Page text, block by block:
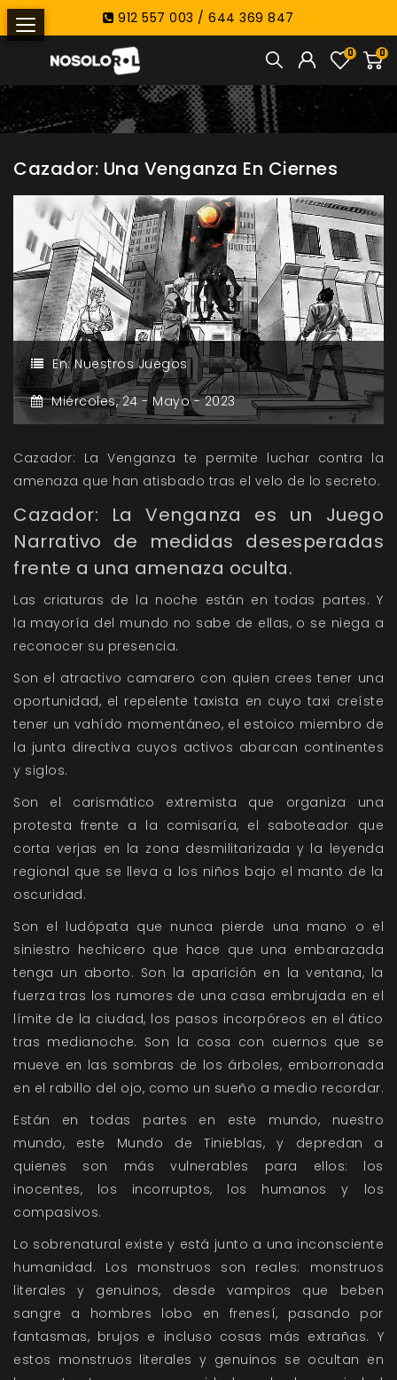
912 557 003 / 644 369 847
0
0
Cazador: Una Venganza En Ciernes
En:Nuestros Juegos
Miércoles,24 -Mayo -2023
Cazador: La Venganza te permite luchar contra la
amenaza que han atisbado tras el velo de lo secreto.
Cazador: La Venganza es un Juego
Narrativo de medidas desesperadas
frente a una amenaza oculta.
Las criaturas de la noche están en todas partes. Y
la mayoría del mundo no sabe de ellas, o se niega a
reconocer su presencia.
Son el atractivo camarero con quien crees tener una
oportunidad, el repelente taxista en cuyo taxi creíste
tener un vahído momentáneo, el estoico miembro de
la junta directiva cuyos activos abarcan continentes
y siglos.
Son el carismático extremista que organiza una
protesta frente a la comisaría, el saboteador que
corta verjas en la zona desmilitarizada y la leyenda
regional que se lleva a los niños bajo el manto de la
oscuridad.
Son el ludópata que nunca pierde una mano o el
siniestro hechicero que hace que una embarazada
tenga un aborto. Son la aparición en la ventana, la
fuerza tras los rumores de una casa embrujada en el
límite de la ciudad, los pasos incorpóreos en el ático
tras medianoche. Son la cosa con cuernos que se
mueve en las sombras de los árboles, emborronada
en el rabillo del ojo, como un sueño a medio recordar.
Están en todas partes en este mundo, nuestro
mundo, este Mundo de Tinieblas, y depredan a
quienes son más vulnerables para ellos: los
inocentes, los incorruptos, los humanos y los
compasivos.
Lo sobrenatural existe y está junto a una inconsciente
humanidad. Los monstruos son reales: monstruos
literales y genuinos, desde vampiros que beben
sangre a hombres lobo en frenesí, pasando por
fantasmas, brujos e incluso cosas más extrañas. Y
estos monstruos literales y genuinos se ocultan en